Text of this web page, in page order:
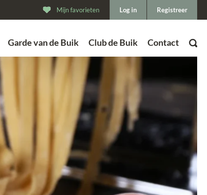
Registreer
Log in
Mijn favorieten
Garde van de Buik Club de Buik Contact
ZOEK